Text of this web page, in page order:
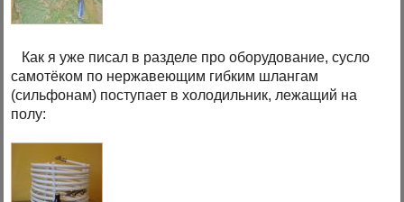
Как я уже писал в разделе про оборудование, сусло
самотёком по нержавеющим гибким шлангам
(сильфонам) поступает в холодильник, лежащий на
полу: